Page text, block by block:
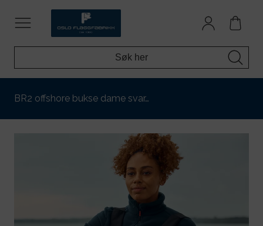
BR2 offshore bukse dame svar…